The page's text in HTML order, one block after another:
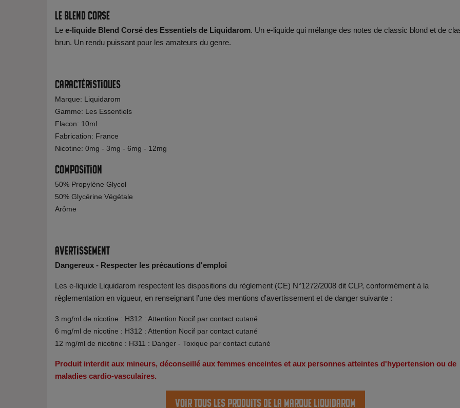
Le Blend Corsé
Le e-liquide Blend Corsé des Essentiels de Liquidarom. Un e-liquide qui mélange des notes de classic blond et de
brun. Un rendu puissant pour les amateurs du genre.
Caractéristiques
Marque: Liquidarom
Gamme: Les Essentiels
Flacon: 10ml
Fabrication: France
Nicotine: 0mg - 3mg - 6mg - 12mg
Composition
50% Propylène Glycol
50% Glycérine Végétale
Arôme
Avertissement
Dangereux - Respecter les précautions d'emploi
Les e-liquide Liquidarom respectent les dispositions du règlement (CE) N°1272/2008 dit CLP, conformément à la
règlementation en vigueur, en renseignant l'une des mentions d'avertissement et de danger suivante :
3 mg/ml de nicotine : H312 : Attention Nocif par contact cutané
6 mg/ml de nicotine : H312 : Attention Nocif par contact cutané
12 mg/ml de nicotine : H311 : Danger - Toxique par contact cutané
Produit interdit aux mineurs, déconseillé aux femmes enceintes et aux personnes atteintes d'hypertension ou de
maladies cardio-vasculaires.
Voir tous les produits de la marque Liquidarom